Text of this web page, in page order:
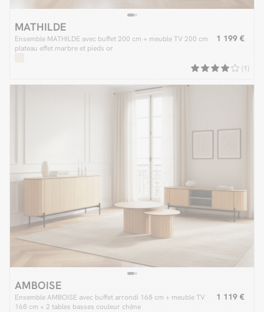
MATHILDE
Ensemble MATHILDE avec buffet 200 cm + meuble TV 200 cm
plateau effet marbre et pieds or
1 199 €
(1)
AMBOISE
Ensemble AMBOISE avec buffet arrondi 168 cm + meuble TV
168 cm + 2 tables basses couleur chêne
1 119 €